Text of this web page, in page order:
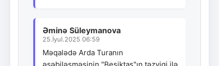
Əminə Süleymanova
25.İyul.2025 06:59
Məqalədə Arda Turanın